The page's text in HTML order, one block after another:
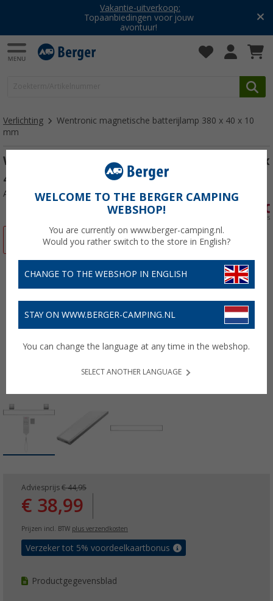
Vakantie-uitverkoop:
Topaanbiedingen voor jouw
avontuur!
Verlichting
Wentronic magnetische batterijlamp 380 x 40 x 10
mm
Wentronic magnetische batterijlamp 380 x
40 x 10 mm
Artikelnr: 608399
-13%
Adviesprijs € 44,95
€ 38,99
Prijzen incl. BTW plus verzendkosten
Verzeker tot 5% voordeelkaartbonus
Productgegevensblad
WELCOME TO THE BERGER CAMPING
WEBSHOP!
You are currently on www.berger-camping.nl.
Would you rather switch to the store in English?
CHANGE TO THE WEBSHOP IN ENGLISH
STAY ON WWW.BERGER-CAMPING.NL
You can change the language at any time in the webshop.
SELECT ANOTHER LANGUAGE